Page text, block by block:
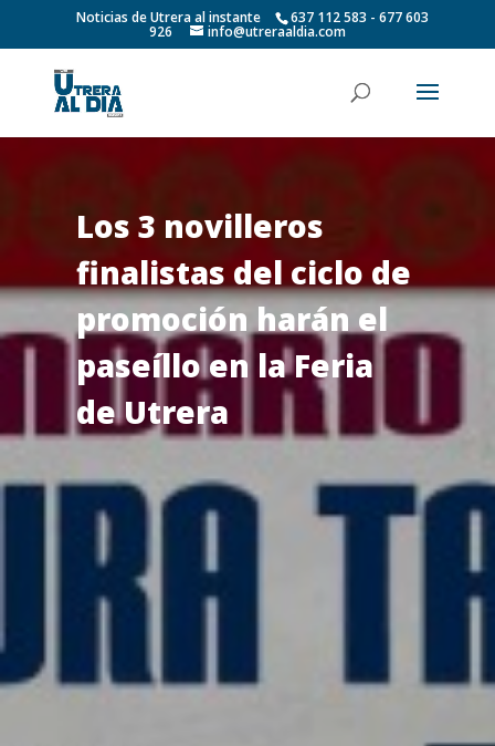
Noticias de Utrera al instante 637 112 583 - 677 603
926 info@utreraaldia.com
Los 3 novilleros
finalistas del ciclo de
promoción harán el
paseíllo en la Feria
de Utrera